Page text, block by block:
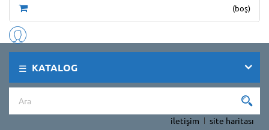
(boş)
KATALOG
iletişim site haritası